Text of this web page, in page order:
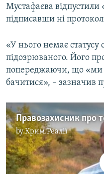
Мустафаєва відпустили
підписавши ні
«У нього немає статусу
підозрюваного. Його
попереджаючи, що «ми
бачитися», – зазначив
byКрим.Реалії
No media